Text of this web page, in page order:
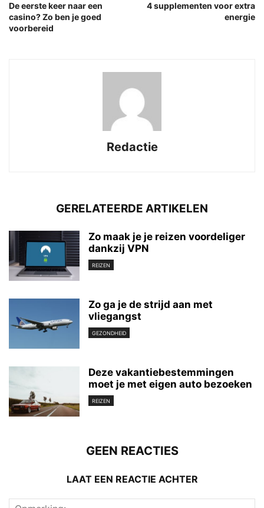
De eerste keer naar een
casino? Zo ben je goed
voorbereid
4 supplementen voor extra
energie
Redactie
GERELATEERDE ARTIKELEN
Zo maak je je reizen voordeliger
dankzij VPN
REIZEN
Zo ga je de strijd aan met
vliegangst
GEZONDHEID
Deze vakantiebestemmingen
moet je met eigen auto bezoeken
REIZEN
GEEN REACTIES
LAAT EEN REACTIE ACHTER